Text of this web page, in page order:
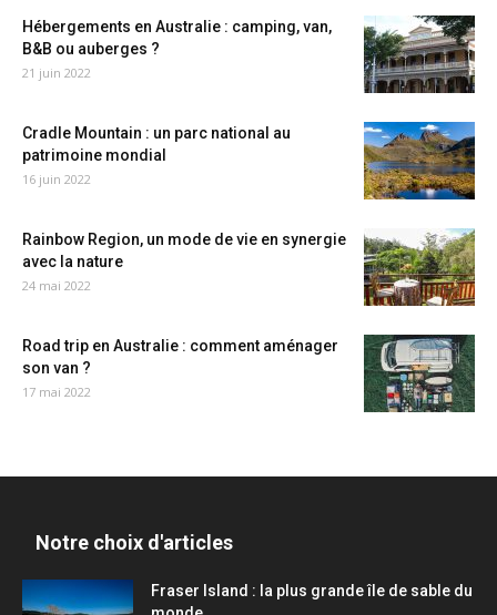
Hébergements en Australie : camping, van,
B&B ou auberges ?
21 juin 2022
Cradle Mountain : un parc national au
patrimoine mondial
16 juin 2022
Rainbow Region, un mode de vie en synergie
avec la nature
24 mai 2022
Road trip en Australie : comment aménager
son van ?
17 mai 2022
Notre choix d'articles
Fraser Island : la plus grande île de sable du